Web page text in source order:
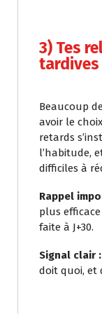
3) Tes
Beaucoup
avoir le
retards
l’habitude,
difficiles à
Rappel
plus
faite à J+30.
Signal clair :
doit quoi, et